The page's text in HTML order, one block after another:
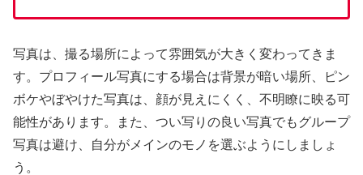
写真は、撮る場所によって雰囲気が大きく変わってきま
す。プロフィール写真にする場合は背景が暗い場所、ピン
ボケやぼやけた写真は、顔が見えにくく、不明瞭に映る可
能性があります。また、つい写りの良い写真でもグループ
写真は避け、自分がメインのモノを選ぶようにしましょ
う。